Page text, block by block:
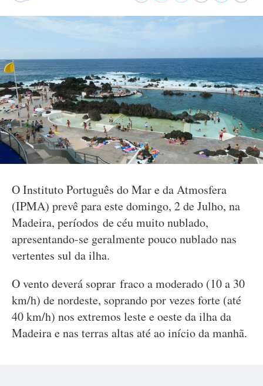
O Instituto Português do Mar e da Atmosfera
(IPMA) prevê para este domingo, 2 de Julho, na
Madeira, períodos de céu muito nublado,
apresentando-se geralmente pouco nublado nas
vertentes sul da ilha.
O vento deverá soprar fraco a moderado (10 a 30
km/h) de nordeste, soprando por vezes forte (até
40 km/h) nos extremos leste e oeste da ilha da
Madeira e nas terras altas até ao início da manhã.